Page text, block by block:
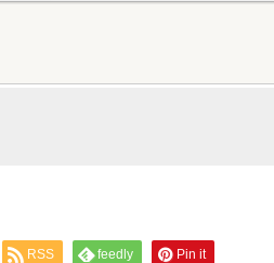
RSS feedly Pin it